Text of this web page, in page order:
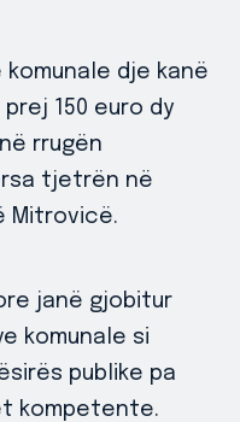
dje kanë
150 euro dy
rrugën
tjetrën në
Mitrovicë.
janë gjobitur
komunale si
publike pa
kompetente.